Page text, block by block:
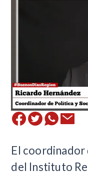
El coordinador
del Instituto